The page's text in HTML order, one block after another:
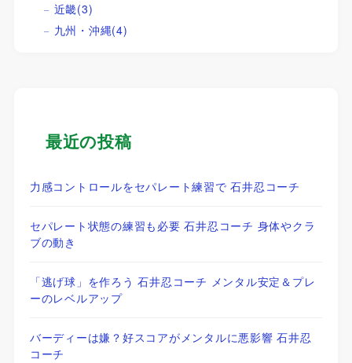
近畿(3)
九州・沖縄(4)
最近の投稿
力感コントロールをセパレート練習で 石井忍コーチ
セパレート状態の練習も必要 石井忍コーチ 身体やクラ
ブの動き
「逃げ球」を作ろう 石井忍コーチ メンタル安定＆プレ
ーのレベルアップ
バーディーは嫌？好スコアがメンタルに悪影響 石井忍
コーチ